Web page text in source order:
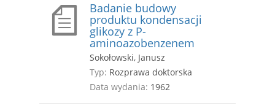
Badanie budowy
produktu kondensacji
glikozy z P-
aminoazobenzenem
Sokołowski, Janusz
Typ: Rozprawa doktorska
Data wydania: 1962